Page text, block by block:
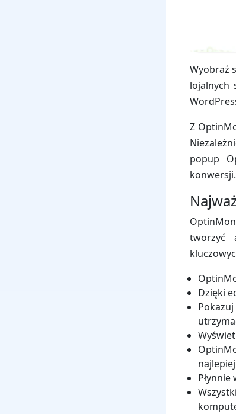
Wyobraź
lojalnych
Z
popup
konwersji.
tworzyć
Dzięki